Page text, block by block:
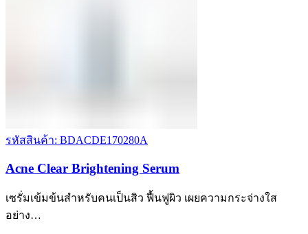
รหัสสินค้า: BDACDE170280A
Acne Clear Brightening Serum
เซรั่มเข้มข้นสำหรับคนเป็นสิว ฟื้นฟูผิว เผยความกระจ่างใส
อย่าง…